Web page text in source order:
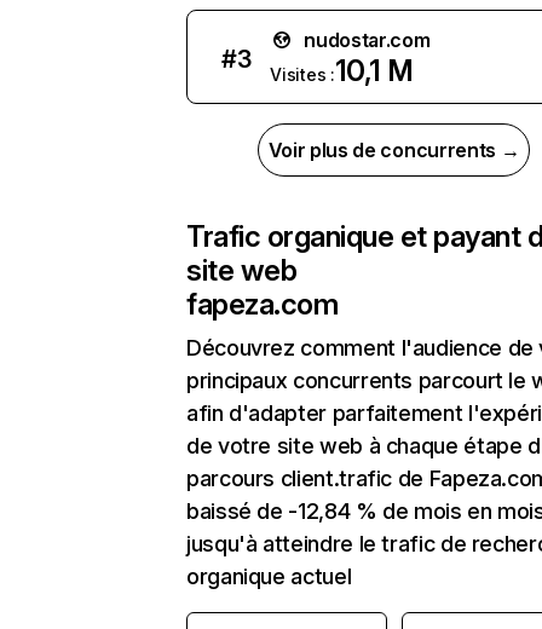
#3
nudostar.com
Visites :10,1 M
Voir plus de concurrents →
Trafic organique et payant
site web
fapeza.com
Découvrez comment l'audience de
principaux concurrents parcourt le
afin d'adapter parfaitement
de votre site web à chaque étape
parcours client.trafic de
baissé de -12,84 % de mois en
jusqu'à atteindre le trafic de
organique actuel